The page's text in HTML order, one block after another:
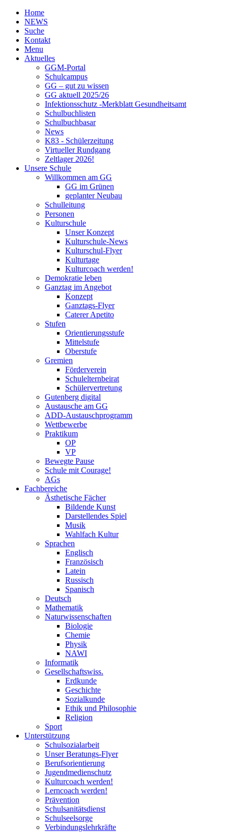
Home
NEWS
Suche
Kontakt
Menu
Aktuelles
GGM-Portal
Schulcampus
GG – gut zu wissen
GG aktuell 2025/26
Infektionsschutz -Merkblatt Gesundheitsamt
Schulbuchlisten
Schulbuchbasar
News
K83 - Schülerzeitung
Virtueller Rundgang
Zeltlager 2026!
Unsere Schule
Willkommen am GG
GG im Grünen
geplanter Neubau
Schulleitung
Personen
Kulturschule
Unser Konzept
Kulturschule-News
Kulturschul-Flyer
Kulturtage
Kulturcoach werden!
Demokratie leben
Ganztag im Angebot
Konzept
Ganztags-Flyer
Caterer Apetito
Stufen
Orientierungsstufe
Mittelstufe
Oberstufe
Gremien
Förderverein
Schulelternbeirat
Schülervertretung
Gutenberg digital
Austausche am GG
ADD-Austauschprogramm
Wettbewerbe
Praktikum
OP
VP
Bewegte Pause
Schule mit Courage!
AGs
Fachbereiche
Ästhetische Fächer
Bildende Kunst
Darstellendes Spiel
Musik
Wahlfach Kultur
Sprachen
Englisch
Französisch
Latein
Russisch
Spanisch
Deutsch
Mathematik
Naturwissenschaften
Biologie
Chemie
Physik
NAWI
Informatik
Gesellschaftswiss.
Erdkunde
Geschichte
Sozialkunde
Ethik und Philosophie
Religion
Sport
Unterstützung
Schulsozialarbeit
Unser Beratungs-Flyer
Berufsorientierung
Jugendmedienschutz
Kulturcoach werden!
Lerncoach werden!
Prävention
Schulsanitätsdienst
Schulseelsorge
Verbindungslehrkräfte